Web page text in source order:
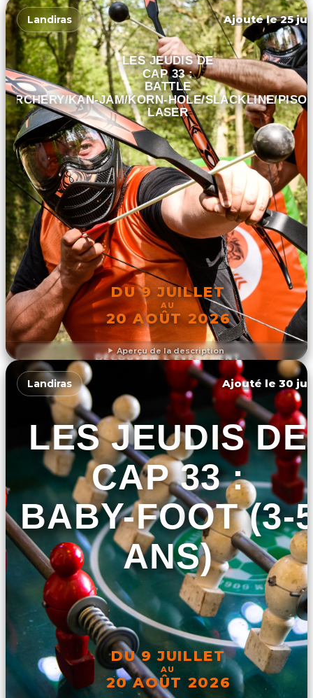
Aperçu de la description
Landiras Ajouté le 25
LES JEUDIS DE
CAP 33 :
BATTLE
ARCHERY/KAN-JAM/KORN-HOLE/SLACKLINE/
LASER
DU 9 JUILLET
AU
20 AOÛT 2026
DÉCOUVRIR L'ÉVÉNEMENT
Landiras Ajouté le 30
LES JEUDIS DE
CAP 33 :
BABY-FOOT (3-
ANS)
DU 9 JUILLET
AU
20 AOÛT 2026